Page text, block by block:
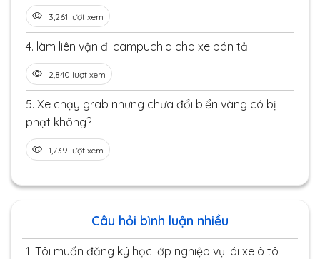
3,261 lượt xem
4. làm liên vận đi campuchia cho xe bán tải
2,840 lượt xem
5. Xe chạy grab nhưng chưa đổi biển vàng có bị
phạt không?
1,739 lượt xem
Câu hỏi bình luận nhiều
1. Tôi muốn đăng ký học lớp nghiệp vụ lái xe ô tô